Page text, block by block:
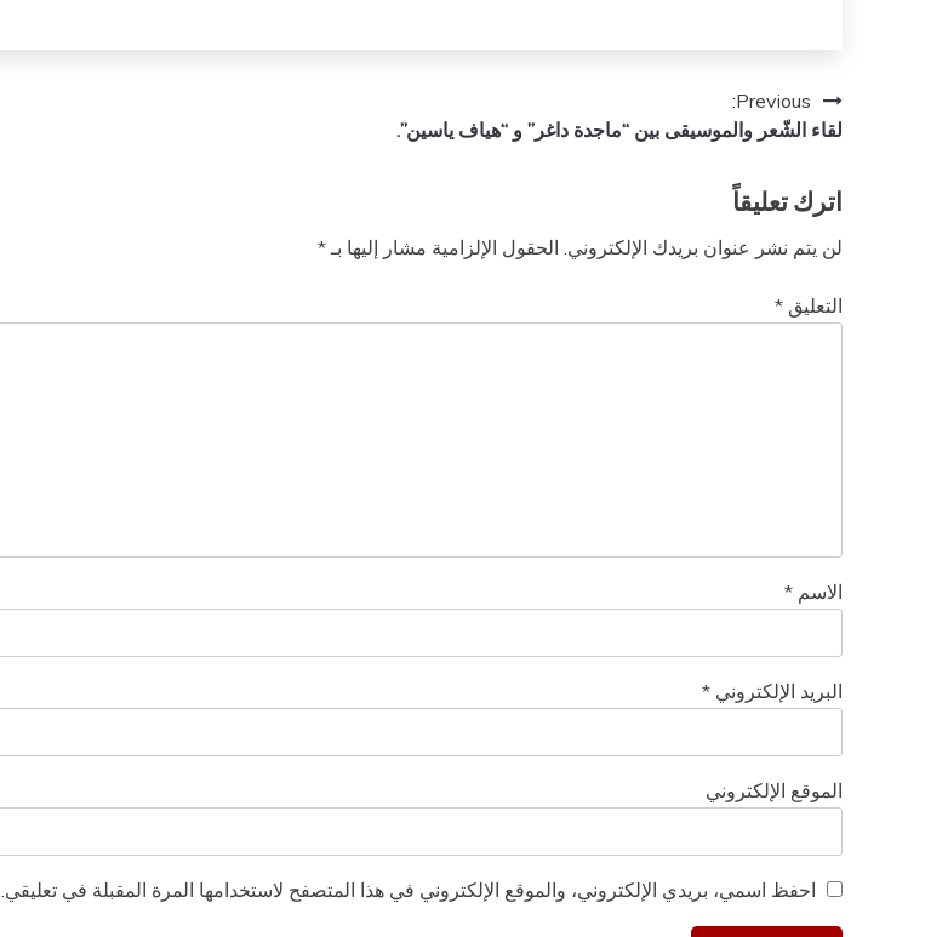
تصفّح
المقالات
Previous:
لقاء الشّعر والموسيقى بين “ماجدة داغر” و “هياف ياسين”.
اترك تعليقاً
لن يتم نشر عنوان بريدك الإلكتروني. الحقول الإلزامية مشار إليها بـ*
التعليق *
الاسم *
البريد الإلكتروني *
الموقع الإلكتروني
احفظ اسمي، بريدي الإلكتروني، والموقع الإلكتروني في هذا المتصفح لاستخدامها المرة المقبلة في تعليقي.